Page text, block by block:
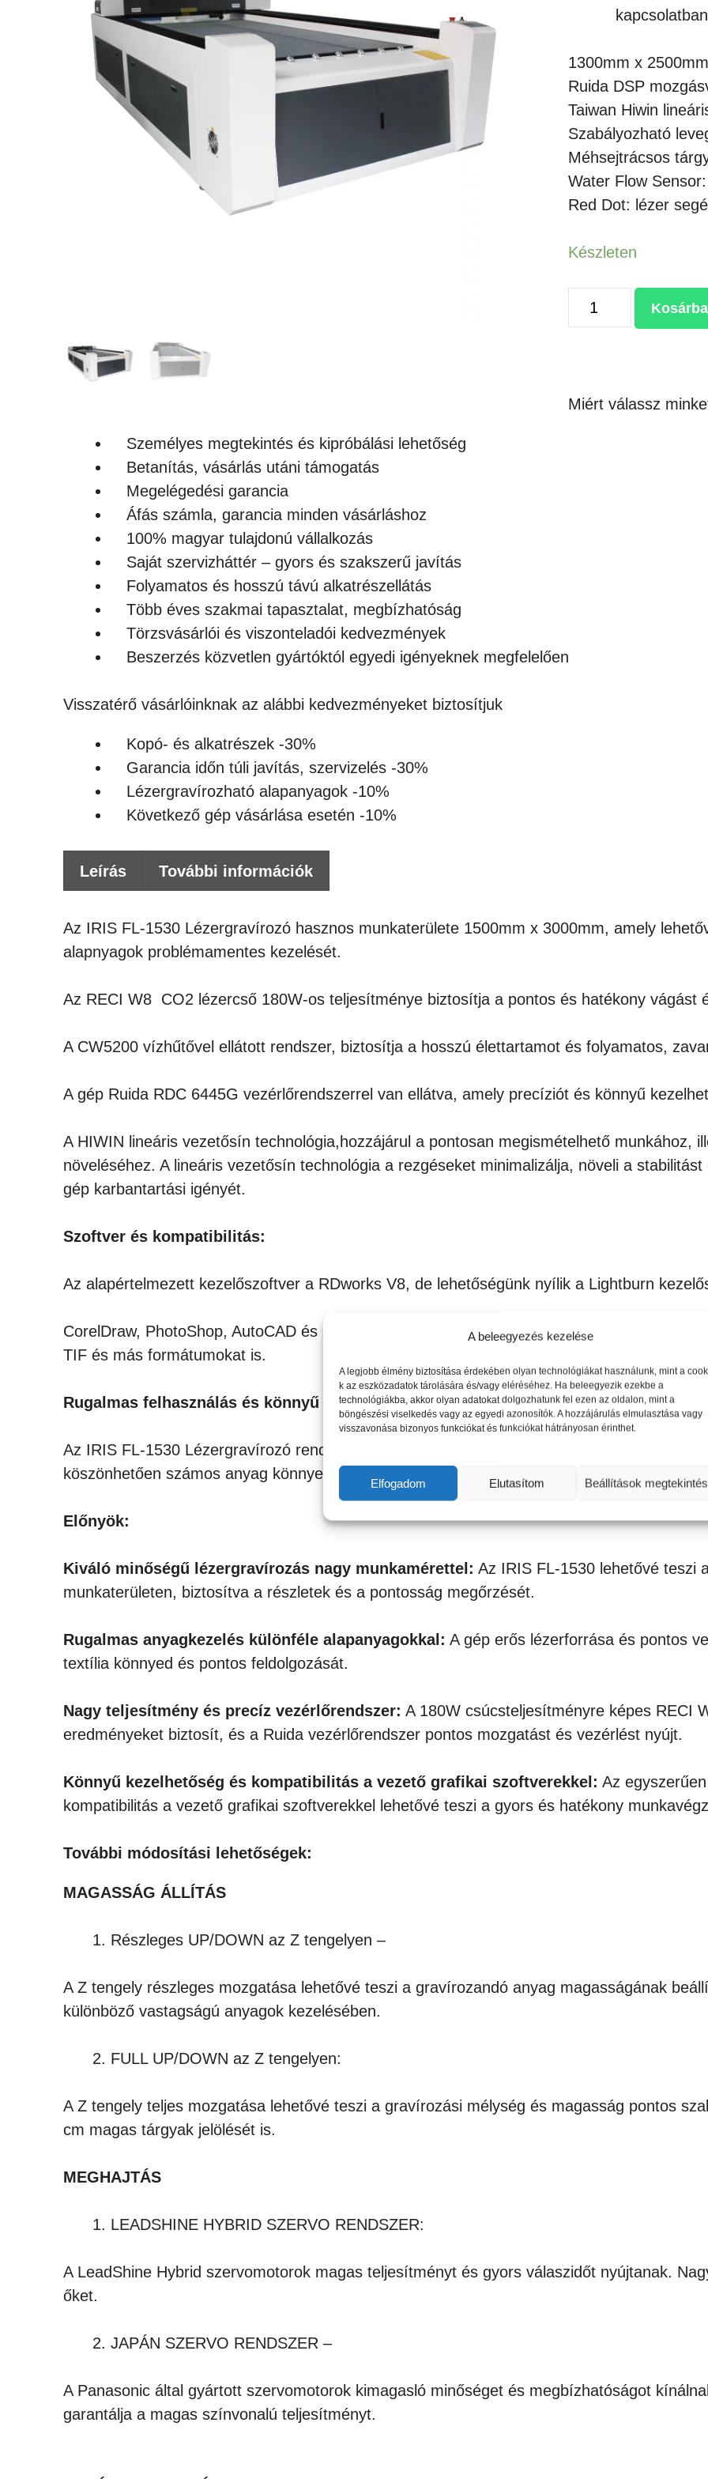
A beleegyezés kezelése
A legjobb élmény biztosítása érdekében olyan technológiákat használunk, mint a
k az eszközadatok tárolására és/vagy eléréséhez. Ha beleegyezik ezekbe a
technológiákba, akkor olyan adatokat dolgozhatunk fel ezen az oldalon, mint a
böngészési viselkedés vagy az egyedi azonosítók. A hozzájárulás elmulasztása vagy
visszavonása bizonyos funkciókat és funkciókat hátrányosan érinthet.
Elfogadom Elutasítom Beállítások
1300mm x
Ruida DSP
Taiwan Hiwin
Szabályozható
Méhsejtrácsos
Water Flow
Red Dot: lézer
Készleten
IRIS
FL-
W8
Miért válassz
Személyes megtekintés és kipróbálási lehetőség
Betanítás, vásárlás utáni támogatás
Megelégedési garancia
Áfás számla, garancia minden vásárláshoz
100% magyar tulajdonú vállalkozás
Saját szervizháttér – gyors és szakszerű javítás
Folyamatos és hosszú távú alkatrészellátás
Több éves szakmai tapasztalat, megbízhatóság
Törzsvásárlói és viszonteladói kedvezmények
Beszerzés közvetlen gyártóktól egyedi igényeknek megfelelően
Visszatérő vásárlóinknak az alábbi kedvezményeket biztosítjuk
Kopó- és alkatrészek -30%
Garancia időn túli javítás, szervizelés -30%
Lézergravírozható alapanyagok -10%
Következő gép vásárlása esetén -10%
Leírás További információk
Az IRIS FL-1530 Lézergravírozó hasznos munkaterülete 1500mm x 3000mm, amely
alapnyagok problémamentes kezelését.
Az RECI W8 CO2 lézercső 180W-os teljesítménye biztosítja a pontos és hatékony vágást
A CW5200 vízhűtővel ellátott rendszer, biztosítja a hosszú élettartamot és folyamatos,
A gép Ruida RDC 6445G vezérlőrendszerrel van ellátva, amely precíziót és könnyű
A HIWIN lineáris vezetősín technológia,hozzájárul a pontosan megismételhető munkához,
növeléséhez. A lineáris vezetősín technológia a rezgéseket minimalizálja, növeli a
gép karbantartási igényét.
Szoftver és kompatibilitás:
Az alapértelmezett kezelőszoftver a RDworks V8, de lehetőségünk nyílik a Lightburn
CorelDraw, PhotoShop, AutoCAD és más elterjedt grafikai szoftverekkel kompatibilis,
TIF és más formátumokat is.
Rugalmas felhasználás és könnyű kezelhetőség:
Az IRIS FL-1530 Lézergravírozó rendkívül sokoldalúan alkalmazható. Nagy
köszönhetően számos anyag könnyedén feldolgozható.
Előnyök:
Kiváló minőségű lézergravírozás nagy munkamérettel: Az IRIS FL-1530 lehetővé teszi
munkaterületen, biztosítva a részletek és a pontosság megőrzését.
Rugalmas anyagkezelés különféle alapanyagokkal: A gép erős lézerforrása és pontos
textília könnyed és pontos feldolgozását.
Nagy teljesítmény és precíz vezérlőrendszer: A 180W csúcsteljesítményre képes RECI
eredményeket biztosít, és a Ruida vezérlőrendszer pontos mozgatást és vezérlést nyújt.
Könnyű kezelhetőség és kompatibilitás a vezető grafikai szoftverekkel: Az
kompatibilitás a vezető grafikai szoftverekkel lehetővé teszi a gyors és hatékony
További módosítási lehetőségek:
MAGASSÁG ÁLLÍTÁS
Részleges UP/DOWN az Z tengelyen –
A Z tengely részleges mozgatása lehetővé teszi a gravírozandó anyag magasságának
különböző vastagságú anyagok kezelésében.
FULL UP/DOWN az Z tengelyen:
A Z tengely teljes mozgatása lehetővé teszi a gravírozási mélység és magasság pontos
cm magas tárgyak jelölését is.
MEGHAJTÁS
LEADSHINE HYBRID SZERVO RENDSZER:
A LeadShine Hybrid szervomotorok magas teljesítményt és gyors válaszidőt nyújtanak.
őket.
JAPÁN SZERVO RENDSZER –
A Panasonic által gyártott szervomotorok kimagasló minőséget és megbízhatóságot
garantálja a magas színvonalú teljesítményt.